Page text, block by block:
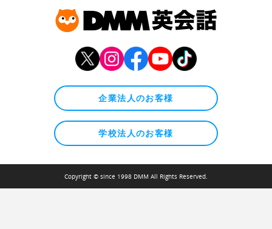
企業法人のお客様
学校法人のお客様
Copyright © since 1998 DMM All Rights Reserved.